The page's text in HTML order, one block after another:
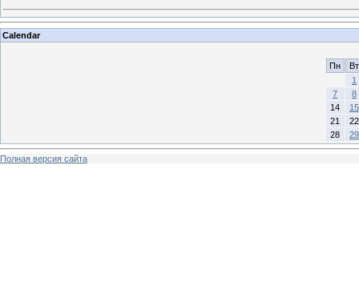
Calendar
Пн
Вт
1
7
8
14
15
21
22
28
29
Полная версия сайта